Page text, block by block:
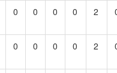
0 0 0 0 2
0 0 0 0 2